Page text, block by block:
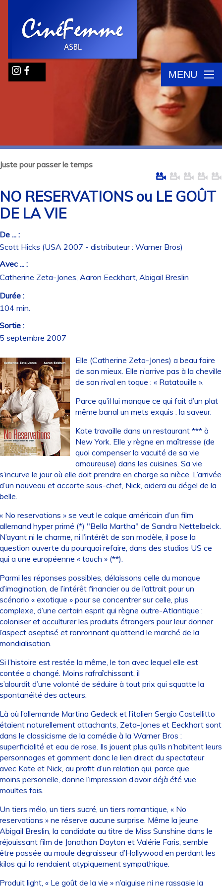
MENU
pour passer le temps
RESERVATIONS ou LE GOÛT
LA VIE
... :
Hicks (USA 2007 - distributeur : Warner Bros)
... :
Zeta-Jones, Aaron Eeckhart, Abigail Breslin
:
min.
:
septembre 2007
Elle (Catherine Zeta-Jones) a beau faire
de son mieux. Elle n’arrive pas à la cheville
de son rival en toque : « Ratatouille ».
Parce qu’il lui manque ce qui fait d’un plat
même banal un mets exquis : la saveur.
Kate travaille dans un restaurant *** à
New York. Elle y règne en maîtresse (de
quoi compenser la vacuité de sa vie
amoureuse) dans les cuisines. Sa vie
le jour où elle doit prendre en charge sa nièce. L’arrivée
nouveau et accorte sous-chef, Nick, aidera au dégel de la
No reservations » se veut le calque américain d’un film
hyper primé (*) "Bella Martha" de Sandra Nettelbelck.
ni le charme, ni l’intérêt de son modèle, il pose la
ouverte du pourquoi refaire, dans des studios US ce
a une européenne « touch » (**).
les réponses possibles, délaissons celle du manque
de l’intérêt financier ou de l’attrait pour un
« exotique » pour se concentrer sur celle, plus
d’une certain esprit qui règne outre-Atlantique :
et acculturer les produits étrangers pour leur donner
aseptisé et ronronnant qu’attend le marché de la
l’histoire est restée la même, le ton avec lequel elle est
a changé. Moins rafraîchissant, il
d’une volonté de séduire à tout prix qui squatte la
des acteurs.
où l’allemande Martina Gedeck et l’italien Sergio Castellitto
naturellement attachants, Zeta-Jones et Eeckhart sont
le classicisme de la comédie à la Warner Bros :
et eau de rose. Ils jouent plus qu’ils n’habitent leurs
et gomment donc le lien direct du spectateur
Kate et Nick, au profit d’un relation qui, parce que
personelle, donne l’impression d’avoir déjà été vue
fois.
tiers mélo, un tiers sucré, un tiers romantique, « No
» ne réserve aucune surprise. Même la jeune
Breslin, la candidate au titre de Miss Sunshine dans le
film de Jonathan Dayton et Valérie Faris, semble
passée au moule dégraisseur d’Hollywood en perdant les
qui la rendaient atypiquement sympathique.
light, « Le goût de la vie » n’aiguise ni ne rassasie la